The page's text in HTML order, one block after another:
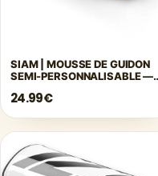
SIAM | MOUSSE DE GUIDON
SEMI-PERSONNALISABLE —
24.99€